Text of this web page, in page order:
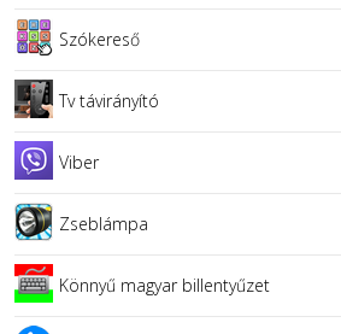
Szókereső
Tv távirányító
Viber
Zseblámpa
Könnyű magyar billentyűzet